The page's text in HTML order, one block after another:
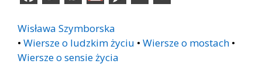
Wisława Szymborska
• Wiersze o ludzkim życiu • Wiersze o mostach •
Wiersze o sensie życia